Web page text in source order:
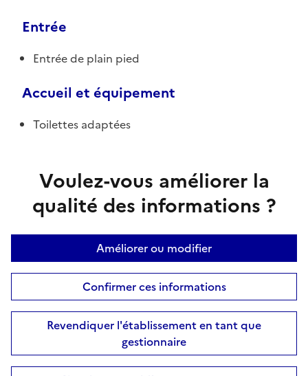
Entrée
Entrée de plain pied
Accueil et équipement
Toilettes adaptées
Voulez-vous améliorer la
qualité des informations ?
Améliorer ou modifier
Confirmer ces informations
Revendiquer l'établissement en tant que
gestionnaire